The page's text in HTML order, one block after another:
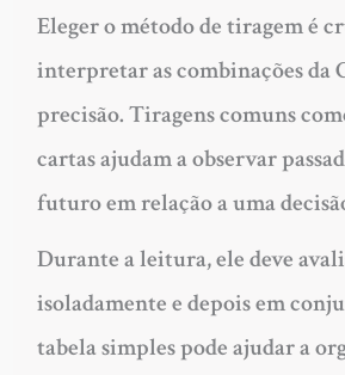
Eleger o método de tiragem é
interpretar as combinações da
precisão. Tiragens comuns
cartas ajudam a observar
futuro em relação a uma
Durante a leitura, ele deve
isoladamente e depois em
tabela simples pode ajudar a